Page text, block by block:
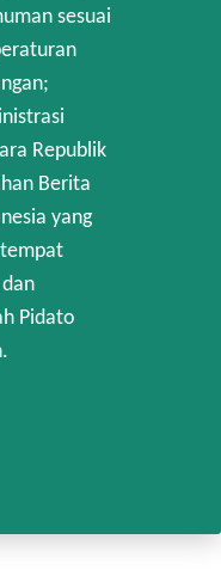
sesuai
Republik
Berita
yang
Pidato